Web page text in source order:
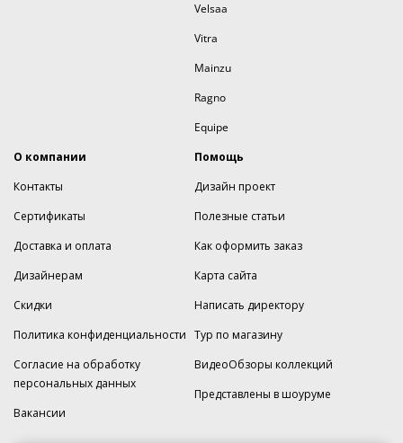
Velsaa
Vitra
Mainzu
Ragno
Equipe
О компании
Контакты
Сертификаты
Доставка и оплата
Дизайнерам
Скидки
Политика конфиденциальности
Согласие на обработку
персональных данных
Вакансии
Помощь
Дизайн проект
Полезные статьи
Как оформить заказ
Карта сайта
Написать директору
Тур по магазину
ВидеоОбзоры коллекций
Представлены в шоуруме